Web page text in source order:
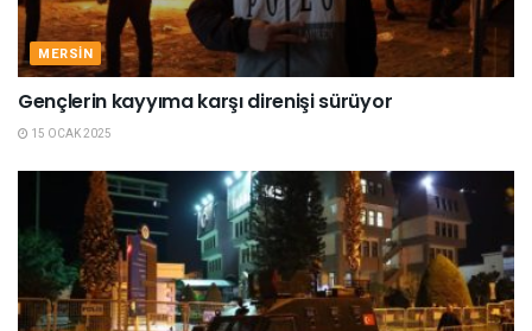
MERSIN
Gençlerin kayyıma karşı direnişi sürüyor
15 OCAK 2025